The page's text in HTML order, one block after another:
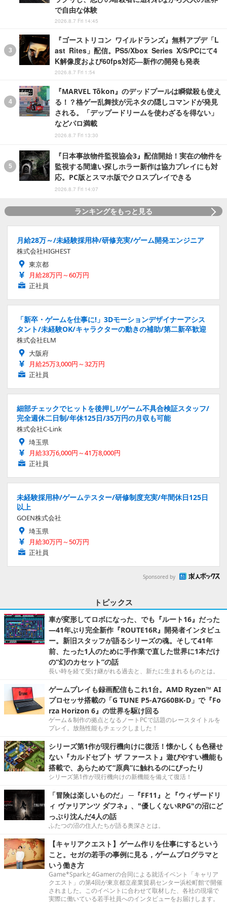
で自由な体験
2026.8.7 Fri 14:45
『ゴーストリコン ワイルドランズ』無料アプデ「L
ast Rites」配信。PS5/Xbox Series X/S/PCにて4
K解像度および60fps対応―新作の開発も発表
2026.8.7 Fri 1:54
『MARVEL Tōkon』のデッドプールは瞬獄殺も使え
る！？格ゲー乱舞技が元ネタの隠しコマンドが発見
される。「デップードリームを使わざるを得ない」
などパロ満載
2026.8.7 Fri 13:30
『日本事故物件監視協会3』配信開始！実在の物件を
監視する間違い探しホラー新作は協力プレイにも対
応。PC版とスマホ版でクロスプレイできる
2026.8.7 Fri 14:07
ランキングをもっと見る
月給28万～/未経験採用枠/研修充実/ゲーム開発エンジニア
株式会社HIGHEST
東京都
月給28万円～60万円
正社員
「新卒・ゲームを仕事に!」3Dモーションデザイナーアシス
タント/未経験OK/キャラクターの動きの補助/第二新卒歓迎
株式会社ELM
大阪府
月給25万3,000円～32万円
正社員
細部チェックでヒットを後押し!/ゲーム不具合検証スタッフ/
完全週休二日制/年休125日/35万円の月収も可能
株式会社C-Link
埼玉県
月給33万6,000円～41万8,000円
正社員
未経験採用枠/ゲームテスター/研修制度充実/年間休日125日
以上
GOEN株式会社
埼玉県
月給30万円～50万円
正社員
Sponsored by
トピックス
車が変形してロボになった、でも『ルート16』だった
―41年ぶり完全新作『ROUTE16R』開発者インタビュ
ー。新旧スタッフが語るシリーズの魂。そして41年
前、たった1人のために手作業で直した世界に1本だけ
の“幻のカセット”の話
長い時を経て受け継がれる過去と、新たに生まれるものとは。
ゲームプレイも録画配信もこれ1台。AMD Ryzen™ AI
プロセッサ搭載の「G TUNE P5-A7G60BK-D」で『Fo
rza Horizon 6』の世界を駆け回る
ゲーム＆制作の拠点となるノートPCで話題のレースタイトルを
プレイ。放熱性能もチェックしました！
シリーズ第1作が現行機向けに復活！懐かしくも色褪せ
ない『カルドセプト ザ ファースト』遊びやすい機能も
搭載で、あらためて“原典”に触れるのにぴったり
シリーズ第1作が現行機向けの新機能を備えて復活！
「冒険は楽しいものだ」 ─『FF11』と『ウィザードリ
ィ ヴァリアンツ ダフネ』、"優しくないRPG"の沼にど
っぷり沈んだ4人の話
ふたつの沼の住人たちが語る奥深さとは。
【キャリアクエスト】ゲーム作りを仕事にするという
こと。セガの若手の事例に見る，ゲームプログラマと
いう働き方
Game*Sparkと4Gamerの合同による就活イベント「キャリア
クエスト」の第4回が東京都立産業貿易センター浜松町館で開催
されました。このイベントに合わせて取材した、各社の現場で
実際に働いている若手社員へのインタビューをお届けします。